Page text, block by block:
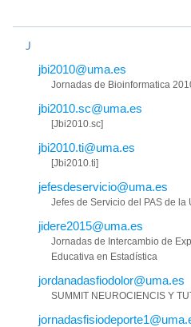
J
jbi2010@uma.es
Jornadas de Bioinformatica
jbi2010.sc@uma.es
[Jbi2010.sc]
jbi2010.ti@uma.es
[Jbi2010.ti]
jefesdeservicio@uma.es
Jefes de Servicio del PAS de
jidere2015@uma.es
Jornadas de Intercambio de
Educativa en Estadística
jordanadasfiodolor@uma.es
SUMMIT NEUROCIENCIS Y